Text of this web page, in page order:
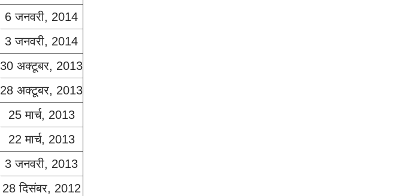
6 जनवरी, 2014
3 जनवरी, 2014
30 अक्टूबर, 2013
28 अक्टूबर, 2013
25 मार्च, 2013
22 मार्च, 2013
3 जनवरी, 2013
28 दिसंबर, 2012